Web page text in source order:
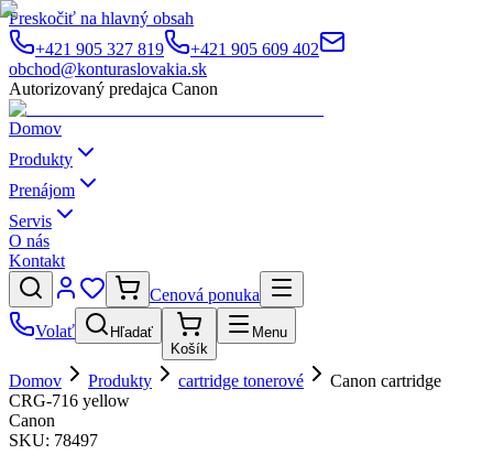
Preskočiť na hlavný obsah
+421 905 327 819
+421 905 609 402
obchod@konturaslovakia.sk
Autorizovaný predajca Canon
Domov
Produkty
Prenájom
Servis
O nás
Kontakt
Cenová ponuka
Volať
Hľadať
Košík
Menu
Domov Produkty cartridge tonerové
Canon cartridge
CRG-716 yellow
Canon
SKU: 78497